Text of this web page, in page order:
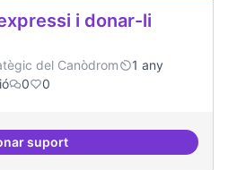
i donar-li
del Canòdrom
1 any
0 0
suport
Espai on la gent expressi i